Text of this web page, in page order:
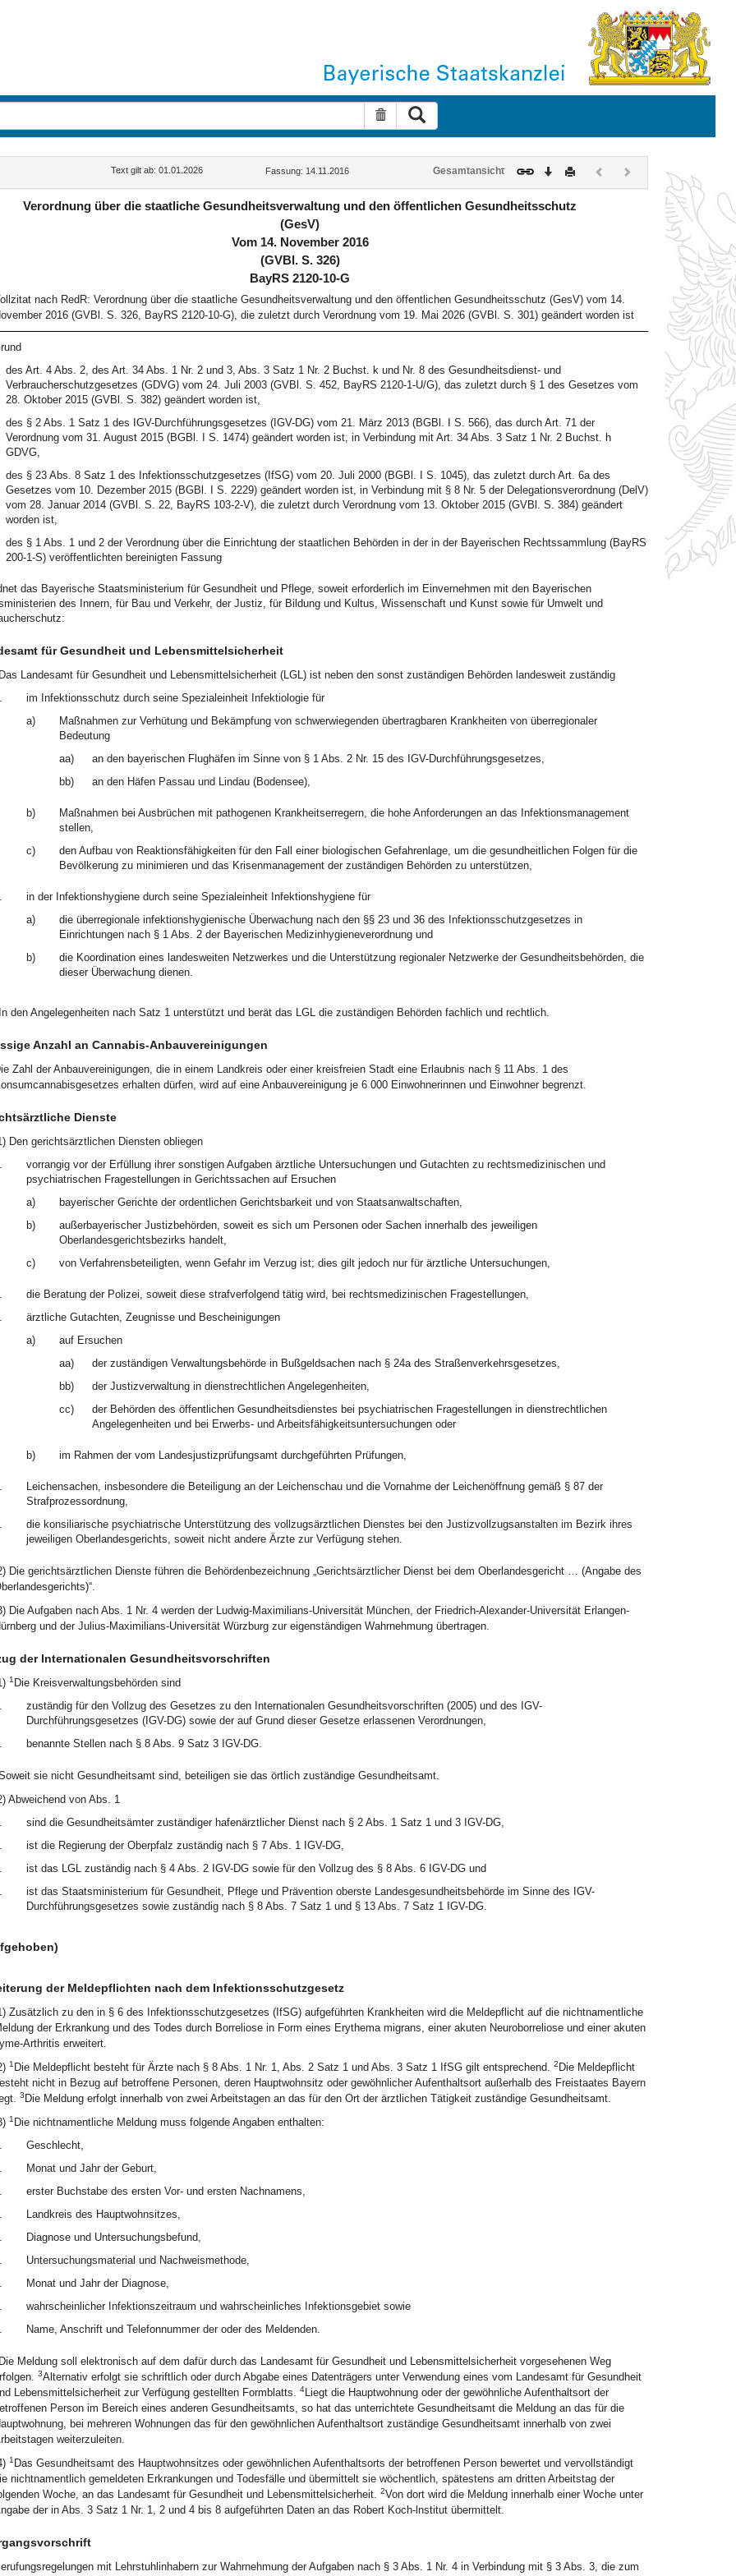
Suche zurücksetzen
Text gilt ab: 01.01.2026 Fassung: 14.11.2016 Gesamtansicht Download
DruckenVorherigesNächstes
Dokument
(inaktiv)
Verordnung über die staatliche Gesundheitsverwaltung und den öffentlichen Gesundheitsschutz
(GesV)
Vom 14. November 2016
(GVBl. S. 326)
BayRS 2120-10-G
nach RedR: Verordnung über die staatliche Gesundheitsverwaltung und den öffentlichen Gesundheitsschutz (GesV) vom 14.
2016 (GVBl. S. 326, BayRS 2120-10-G), die zuletzt durch Verordnung vom 19. Mai 2026 (GVBl. S. 301) geändert worden ist
des Art. 4 Abs. 2, des Art. 34 Abs. 1 Nr. 2 und 3, Abs. 3 Satz 1 Nr. 2 Buchst. k und Nr. 8 des Gesundheitsdienst- und
Verbraucherschutzgesetzes (GDVG) vom 24. Juli 2003 (GVBl. S. 452, BayRS 2120-1-U/G), das zuletzt durch § 1 des Gesetzes vom
28. Oktober 2015 (GVBl. S. 382) geändert worden ist,
des § 2 Abs. 1 Satz 1 des IGV-Durchführungsgesetzes (IGV-DG) vom 21. März 2013 (BGBl. I S. 566), das durch Art. 71 der
Verordnung vom 31. August 2015 (BGBl. I S. 1474) geändert worden ist, in Verbindung mit Art. 34 Abs. 3 Satz 1 Nr. 2 Buchst. h
GDVG,
des § 23 Abs. 8 Satz 1 des Infektionsschutzgesetzes (IfSG) vom 20. Juli 2000 (BGBl. I S. 1045), das zuletzt durch Art. 6a des
Gesetzes vom 10. Dezember 2015 (BGBl. I S. 2229) geändert worden ist, in Verbindung mit § 8 Nr. 5 der Delegationsverordnung (DelV)
vom 28. Januar 2014 (GVBl. S. 22, BayRS 103-2-V), die zuletzt durch Verordnung vom 13. Oktober 2015 (GVBl. S. 384) geändert
worden ist,
des § 1 Abs. 1 und 2 der Verordnung über die Einrichtung der staatlichen Behörden in der in der Bayerischen Rechtssammlung (BayRS
200-1-S) veröffentlichten bereinigten Fassung
das Bayerische Staatsministerium für Gesundheit und Pflege, soweit erforderlich im Einvernehmen mit den Bayerischen
des Innern, für Bau und Verkehr, der Justiz, für Bildung und Kultus, Wissenschaft und Kunst sowie für Umwelt und
für Gesundheit und Lebensmittelsicherheit
Das Landesamt für Gesundheit und Lebensmittelsicherheit (LGL) ist neben den sonst zuständigen Behörden landesweit zuständig
im Infektionsschutz durch seine Spezialeinheit Infektiologie für
a)
Maßnahmen zur Verhütung und Bekämpfung von schwerwiegenden übertragbaren Krankheiten von überregionaler
Bedeutung
aa)
an den bayerischen Flughäfen im Sinne von § 1 Abs. 2 Nr. 15 des IGV-Durchführungsgesetzes,
bb)
an den Häfen Passau und Lindau (Bodensee),
b)
Maßnahmen bei Ausbrüchen mit pathogenen Krankheitserregern, die hohe Anforderungen an das Infektionsmanagement
stellen,
c)
den Aufbau von Reaktionsfähigkeiten für den Fall einer biologischen Gefahrenlage, um die gesundheitlichen Folgen für die
Bevölkerung zu minimieren und das Krisenmanagement der zuständigen Behörden zu unterstützen,
in der Infektionshygiene durch seine Spezialeinheit Infektionshygiene für
a)
die überregionale infektionshygienische Überwachung nach den §§ 23 und 36 des Infektionsschutzgesetzes in
Einrichtungen nach § 1 Abs. 2 der Bayerischen Medizinhygieneverordnung und
b)
die Koordination eines landesweiten Netzwerkes und die Unterstützung regionaler Netzwerke der Gesundheitsbehörden, die
dieser Überwachung dienen.
In den Angelegenheiten nach Satz 1 unterstützt und berät das LGL die zuständigen Behörden fachlich und rechtlich.
Anzahl an Cannabis-Anbauvereinigungen
Zahl der Anbauvereinigungen, die in einem Landkreis oder einer kreisfreien Stadt eine Erlaubnis nach § 11 Abs. 1 des
erhalten dürfen, wird auf eine Anbauvereinigung je 6 000 Einwohnerinnen und Einwohner begrenzt.
Dienste
Den gerichtsärztlichen Diensten obliegen
vorrangig vor der Erfüllung ihrer sonstigen Aufgaben ärztliche Untersuchungen und Gutachten zu rechtsmedizinischen und
psychiatrischen Fragestellungen in Gerichtssachen auf Ersuchen
a)
bayerischer Gerichte der ordentlichen Gerichtsbarkeit und von Staatsanwaltschaften,
b)
außerbayerischer Justizbehörden, soweit es sich um Personen oder Sachen innerhalb des jeweiligen
Oberlandesgerichtsbezirks handelt,
c)
von Verfahrensbeteiligten, wenn Gefahr im Verzug ist; dies gilt jedoch nur für ärztliche Untersuchungen,
die Beratung der Polizei, soweit diese strafverfolgend tätig wird, bei rechtsmedizinischen Fragestellungen,
ärztliche Gutachten, Zeugnisse und Bescheinigungen
a)
auf Ersuchen
aa)
der zuständigen Verwaltungsbehörde in Bußgeldsachen nach § 24a des Straßenverkehrsgesetzes,
bb)
der Justizverwaltung in dienstrechtlichen Angelegenheiten,
cc)
der Behörden des öffentlichen Gesundheitsdienstes bei psychiatrischen Fragestellungen in dienstrechtlichen
Angelegenheiten und bei Erwerbs- und Arbeitsfähigkeitsuntersuchungen oder
b) im Rahmen der vom Landesjustizprüfungsamt durchgeführten Prüfungen,
Leichensachen, insbesondere die Beteiligung an der Leichenschau und die Vornahme der Leichenöffnung gemäß § 87 der
Strafprozessordnung,
die konsiliarische psychiatrische Unterstützung des vollzugsärztlichen Dienstes bei den Justizvollzugsanstalten im Bezirk ihres
jeweiligen Oberlandesgerichts, soweit nicht andere Ärzte zur Verfügung stehen.
Die gerichtsärztlichen Dienste führen die Behördenbezeichnung „Gerichtsärztlicher Dienst bei dem Oberlandesgericht … (Angabe des
Die Aufgaben nach Abs. 1 Nr. 4 werden der Ludwig-Maximilians-Universität München, der Friedrich-Alexander-Universität Erlangen-
und der Julius-Maximilians-Universität Würzburg zur eigenständigen Wahrnehmung übertragen.
der Internationalen Gesundheitsvorschriften
1 Die Kreisverwaltungsbehörden sind
zuständig für den Vollzug des Gesetzes zu den Internationalen Gesundheitsvorschriften (2005) und des IGV-
Durchführungsgesetzes (IGV-DG) sowie der auf Grund dieser Gesetze erlassenen Verordnungen,
benannte Stellen nach § 8 Abs. 9 Satz 3 IGV-DG.
sie nicht Gesundheitsamt sind, beteiligen sie das örtlich zuständige Gesundheitsamt.
Abweichend von Abs. 1
sind die Gesundheitsämter zuständiger hafenärztlicher Dienst nach § 2 Abs. 1 Satz 1 und 3 IGV-DG,
ist die Regierung der Oberpfalz zuständig nach § 7 Abs. 1 IGV-DG,
ist das LGL zuständig nach § 4 Abs. 2 IGV-DG sowie für den Vollzug des § 8 Abs. 6 IGV-DG und
ist das Staatsministerium für Gesundheit, Pflege und Prävention oberste Landesgesundheitsbehörde im Sinne des IGV-
Durchführungsgesetzes sowie zuständig nach § 8 Abs. 7 Satz 1 und § 13 Abs. 7 Satz 1 IGV-DG.
der Meldepflichten nach dem Infektionsschutzgesetz
Zusätzlich zu den in § 6 des Infektionsschutzgesetzes (IfSG) aufgeführten Krankheiten wird die Meldepflicht auf die nichtnamentliche
der Erkrankung und des Todes durch Borreliose in Form eines Erythema migrans, einer akuten Neuroborreliose und einer akuten
Arthritis erweitert.
1 Die Meldepflicht besteht für Ärzte nach § 8 Abs. 1 Nr. 1, Abs. 2 Satz 1 und Abs. 3 Satz 1 IfSG gilt entsprechend. 2 Die Meldepflicht
nicht in Bezug auf betroffene Personen, deren Hauptwohnsitz oder gewöhnlicher Aufenthaltsort außerhalb des Freistaates Bayern
3 Die Meldung erfolgt innerhalb von zwei Arbeitstagen an das für den Ort der ärztlichen Tätigkeit zuständige Gesundheitsamt.
1 Die nichtnamentliche Meldung muss folgende Angaben enthalten:
Geschlecht,
Monat und Jahr der Geburt,
erster Buchstabe des ersten Vor- und ersten Nachnamens,
Landkreis des Hauptwohnsitzes,
Diagnose und Untersuchungsbefund,
Untersuchungsmaterial und Nachweismethode,
Monat und Jahr der Diagnose,
wahrscheinlicher Infektionszeitraum und wahrscheinliches Infektionsgebiet sowie
Name, Anschrift und Telefonnummer der oder des Meldenden.
Die Meldung soll elektronisch auf dem dafür durch das Landesamt für Gesundheit und Lebensmittelsicherheit vorgesehenen Weg
3Alternativ erfolgt sie schriftlich oder durch Abgabe eines Datenträgers unter Verwendung eines vom Landesamt für Gesundheit
Lebensmittelsicherheit zur Verfügung gestellten Formblatts. 4Liegt die Hauptwohnung oder der gewöhnliche Aufenthaltsort der
Person im Bereich eines anderen Gesundheitsamts, so hat das unterrichtete Gesundheitsamt die Meldung an das für die
bei mehreren Wohnungen das für den gewöhnlichen Aufenthaltsort zuständige Gesundheitsamt innerhalb von zwei
weiterzuleiten.
1 Das Gesundheitsamt des Hauptwohnsitzes oder gewöhnlichen Aufenthaltsorts der betroffenen Person bewertet und vervollständigt
nichtnamentlich gemeldeten Erkrankungen und Todesfälle und übermittelt sie wöchentlich, spätestens am dritten Arbeitstag der
Woche, an das Landesamt für Gesundheit und Lebensmittelsicherheit. 2Von dort wird die Meldung innerhalb einer Woche unter
der in Abs. 3 Satz 1 Nr. 1, 2 und 4 bis 8 aufgeführten Daten an das Robert Koch-lnstitut übermittelt.
mit Lehrstuhlinhabern zur Wahrnehmung der Aufgaben nach § 3 Abs. 1 Nr. 4 in Verbindung mit § 3 Abs. 3, die zum